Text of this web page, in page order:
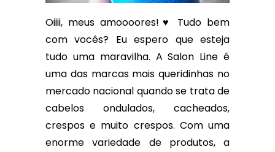
Oiiii, meus amoooores!♥ Tudo bem
com vocês? Eu espero que esteja
tudo uma maravilha. A Salon Line é
uma das marcas mais queridinhas no
mercado nacional quando se trata de
cabelos ondulados, cacheados,
crespos e muito crespos. Com uma
enorme variedade de produtos, a